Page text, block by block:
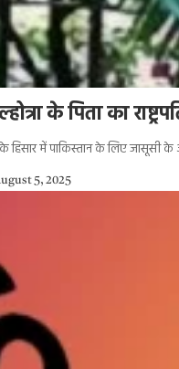
के पिता का
के हिसार में पाकिस्तान के लिए जासूसी
5, 2025